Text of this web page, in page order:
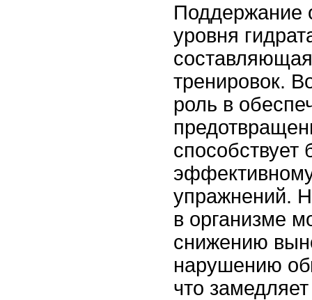
Поддержание
уровня
тренировок.
роль в
способствует
упражнений.
в организме
снижению
нарушению
что